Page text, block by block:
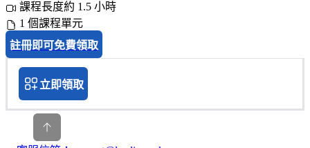
課程長度約 1.5 小時
1 個課程單元
註冊即可免費領取
立即領取